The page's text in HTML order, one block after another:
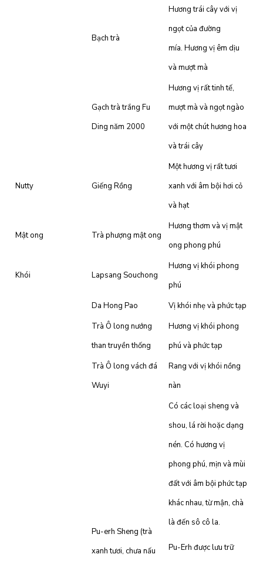
Bạch trà
Hương trái cây với vị
ngọt của đường
mía. Hương vị êm dịu
và mượt mà
Gạch trà trắng Fu
Ding năm 2000
Hương vị rất tinh tế,
mượt mà và ngọt ngào
với một chút hương hoa
và trái cây
Nutty Giếng Rồng
Một hương vị rất tươi
xanh với âm bội hơi cỏ
và hạt
Mật ong Trà phượng mật ong
Hương thơm và vị mật
ong phong phú
Khói Lapsang Souchong
Hương vị khói phong
phú
Da Hong Pao
Vị khói nhẹ và phức tạp
Trà Ô long nướng
than truyền thống
Hương vị khói phong
phú và phức tạp
Trà Ô long vách đá
Wuyi
Rang với vị khói nồng
nàn
Pu-erh Sheng (trà
xanh tươi, chưa nấu
Có các loại sheng và
shou, lá rời hoặc dạng
nén. Có hương vị
phong phú, mịn và mùi
đất với âm bội phức tạp
khác nhau, từ mận, chà
là đến sô cô la.
Pu-Erh được lưu trữ